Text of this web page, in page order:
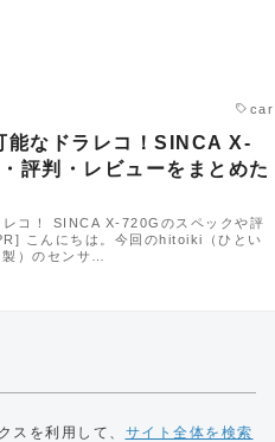
car
能なドラレコ！SINCA X-
評判・レビューをまとめた
コ！ SINCA X-720Gのスペックや評
こんにちは。今回のhitoiki（ひとい
）のセンサ…
スを利用して、 サイト全体を検索